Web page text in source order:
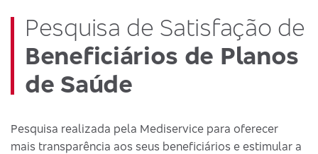
Pesquisa de Satisfação de
Beneficiários de Planos
de Saúde
Pesquisa realizada pela Mediservice para oferecer
mais transparência aos seus beneficiários e estimular a